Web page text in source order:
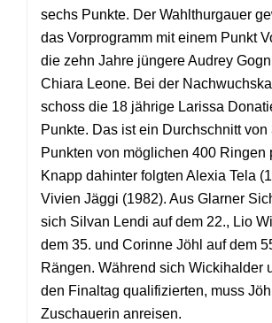
sechs Punkte. Der Wahlthurgauer
das Vorprogramm mit einem Punkt
die zehn Jahre jüngere Audrey
Chiara Leone. Bei der
schoss die 18 jährige Larissa
Punkte. Das ist ein Durchschnitt von
Punkten von möglichen 400 Ringen
Knapp dahinter folgten Alexia Tela
Vivien Jäggi (1982). Aus Glarner
sich Silvan Lendi auf dem 22., Lio
dem 35. und Corinne Jöhl auf dem
Rängen. Während sich Wickihalder
den Finaltag qualifizierten, muss
Zuschauerin anreisen.